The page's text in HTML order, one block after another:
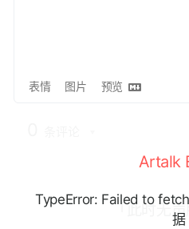
表情 图片 预览
「此时无
Artalk
TypeError: Failed to
据